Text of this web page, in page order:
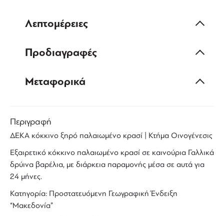
Λεπτομέρειες
Προδιαγραφές
Μεταφορικά
Περιγραφή
ΔΕΚΑ κόκκινο ξηρό παλαιωμένο κρασί | Κτήμα Οινογένεσις
Εξαιρετικό κόκκινο παλαιωμένο κρασί σε καινούρια Γαλλικά
δρύινα βαρέλια, με διάρκεια παραμονής μέσα σε αυτά για
24 μήνες.
Κατηγορία: Προστατευόμενη Γεωγραφική Ένδειξη
“Μακεδονία”